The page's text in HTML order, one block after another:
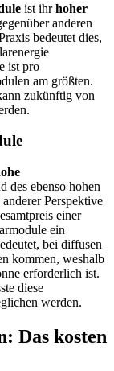
ist ihrhoher
anderen
bedeutet dies,
ist pro
am größten.
zukünftig von
des ebenso hohen
Perspektive
einer
ein
bei diffusen
kommen, weshalb
erforderlich ist.
diese
werden.
Das kosten